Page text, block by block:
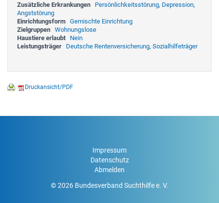
Zusätzliche Erkrankungen
Persönlichkeitsstörung, Depression,
Angststörung
Einrichtungsform Gemischte Einrichtung
Zielgruppen Wohnungslose
Haustiere erlaubt
Nein
Leistungsträger
Deutsche Rentenversicherung, Sozialhilfeträger
Druckansicht/PDF
Impressum
Datenschutz
Abmelden
© 2026 Bundesverband Suchthilfe e. V.